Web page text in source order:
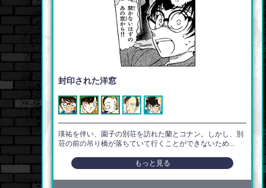
封印された洋窓
瑛祐を伴い、園子の別荘を訪れた蘭とコナン。しかし、別
荘の前の吊り橋が落ちていて行くことができないため...
もっと見る